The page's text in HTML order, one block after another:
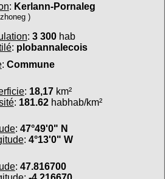
: Kerlann-Pornaleg
)
: 3 300hab
: plobannalecois
: Commune
: 18,17km²
: 181.62habhab/km²
: 47°49'0" N
: 4°13'0" W
: 47.816700